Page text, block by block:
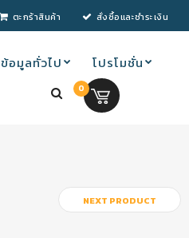
ตะกร้าสินค้า สั่งซื้อและชำระเงิน
ข้อมูลทั่วไป โปรโมชั่น
0
NEXT PRODUCT